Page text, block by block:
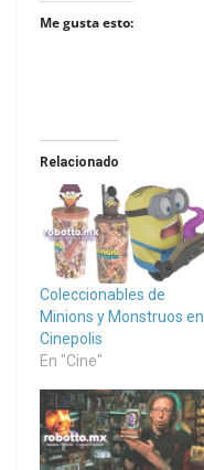
Me gusta esto:
Relacionado
Coleccionables de
Minions y Monstruos en
Cinepolis
En "Cine"